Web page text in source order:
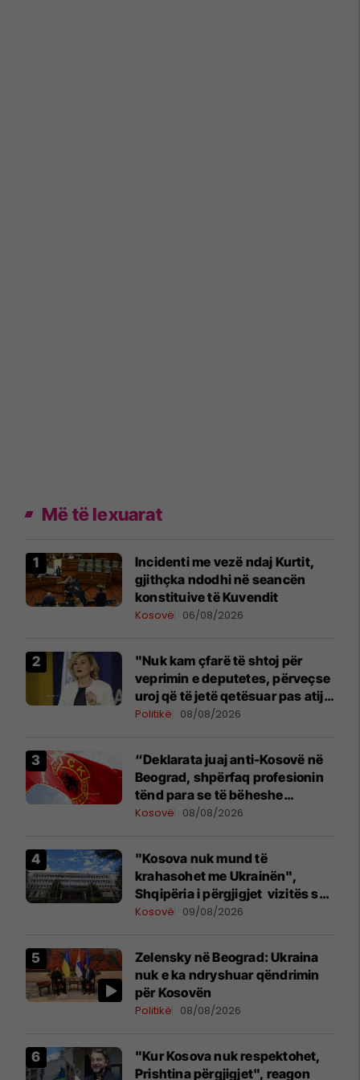
Më të lexuarat
Incidenti me vezë ndaj Kurtit,
gjithçka ndodhi në seancën
konstituive të Kuvendit
Kosovë 06/08/2026
"Nuk kam çfarë të shtoj për
veprimin e deputetes, përveçse
uroj që të jetë qetësuar pas atij
momenti", reagon Kusari-Lila
Politikë 08/08/2026
“Deklarata juaj anti-Kosovë në
Beograd, shpërfaq profesionin
tënd para se të bëheshe
president”, OVL e UÇK-së i
Kosovë 08/08/2026
"Kosova nuk mund të
krahasohet me Ukrainën",
Shqipëria i përgjigjet vizitës së
Zelenskyt në Serbi
Kosovë 09/08/2026
Zelensky në Beograd: Ukraina
nuk e ka ndryshuar qëndrimin
për Kosovën
Politikë 08/08/2026
"Kur Kosova nuk respektohet,
Prishtina përgjigjet", reagon